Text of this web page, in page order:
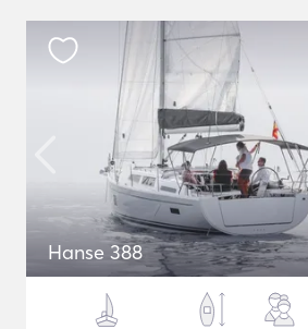
Hanse 388